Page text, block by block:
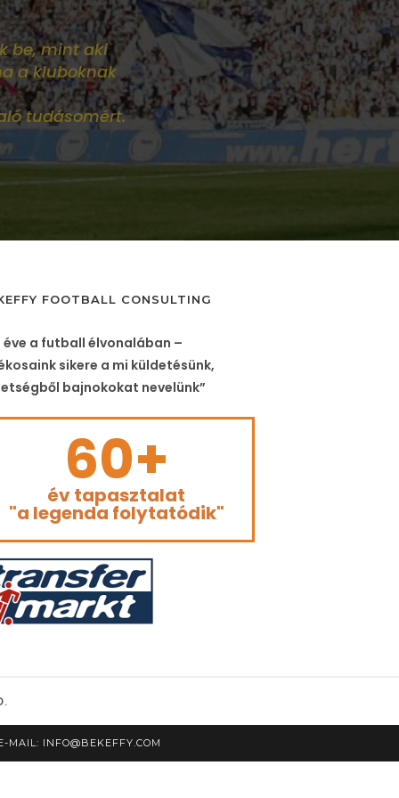
be, mint aki
a kluboknak
tudásomért.
FOOTBALL CONSULTING
éve a futball élvonalában –
sikere a mi küldetésünk,
bajnokokat nevelünk”
60+
év tapasztalat
"a legenda folytatódik"
INFO@BEKEFFY.COM